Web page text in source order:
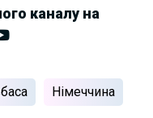
каналу на
Німеччина